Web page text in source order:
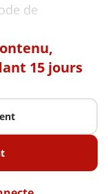
de
15 jours